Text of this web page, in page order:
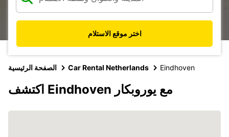
اختر موقع الاستلام
الصفحة الرئيسية Car Rental Netherlands Eindhoven
اكتشف Eindhoven مع يوروبكار